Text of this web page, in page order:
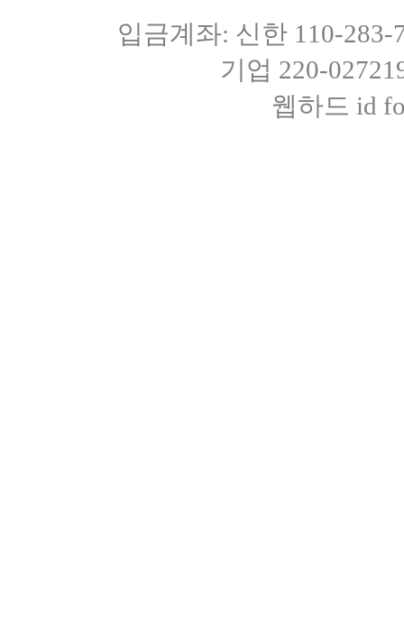
입금계좌: 신한 110-
기업 220-
웹하드 id